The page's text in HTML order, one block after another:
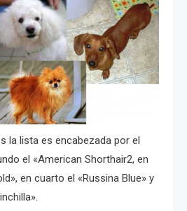
la lista es encabezada por el
el «American Shorthair2, en
en cuarto el «Russina Blue» y